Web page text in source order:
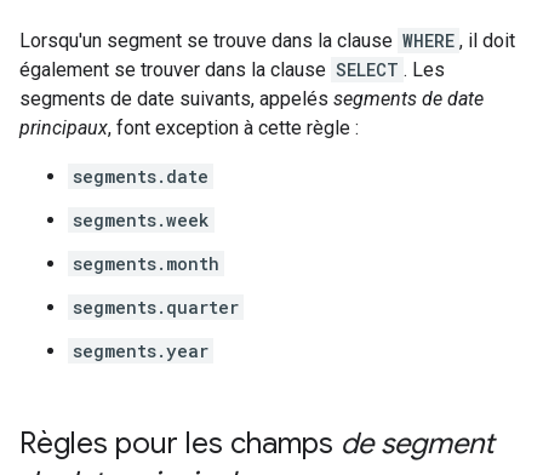
Lorsqu'un segment se trouve dans la clause WHERE , il doit
également se trouver dans la clause SELECT . Les
segments de date suivants, appelés segments de date
principaux, font exception à cette règle :
segments.date
segments.week
segments.month
segments.quarter
segments.year
Règles pour les champs de segment